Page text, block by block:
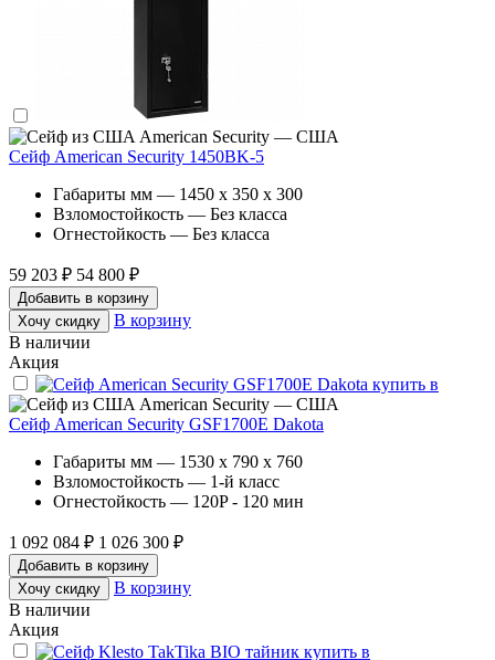
American Security — США
Сейф American Security 1450BK-5
Габариты мм — 1450 x 350 x 300
Взломостойкость — Без класса
Огнестойкость — Без класса
59 203 ₽ 54 800 ₽
Добавить в корзину
Хочу скидку
В корзину
В наличии
Акция
American Security — США
Сейф American Security GSF1700E Dakota
Габариты мм — 1530 x 790 x 760
Взломостойкость — 1-й класс
Огнестойкость — 120P - 120 мин
1 092 084 ₽ 1 026 300 ₽
Добавить в корзину
Хочу скидку
В корзину
В наличии
Акция